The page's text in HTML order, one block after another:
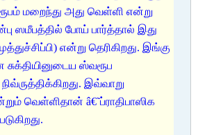
மறைந்து அது வெள்ளி என்று
ஸமீபத்தில் போய் பார்த்தால் இது
என்று தெரிகிறது. இங்கு
சுக்தியினுடைய ஸ்வரூப
இவ்வாறு
வெள்ளிதான் â€˜ப்ராதிபாஸிக